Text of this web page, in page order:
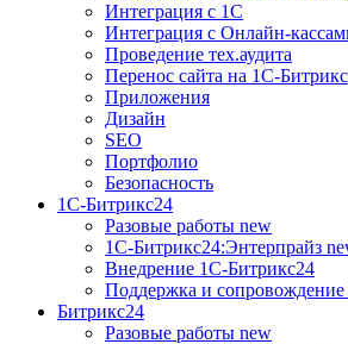
Интеграция с 1С
Интеграция с Онлайн-
Проведение тех.аудита
Перенос сайта на 1С-Битрикс
Приложения
Дизайн
SEO
Портфолио
Безопасность
1C-Битрикс24
Разовые работы new
1С-Битрикс24:Энтерпрайз
Внедрение 1C-Битрикс24
Поддержка и
Битрикс24
Разовые работы new